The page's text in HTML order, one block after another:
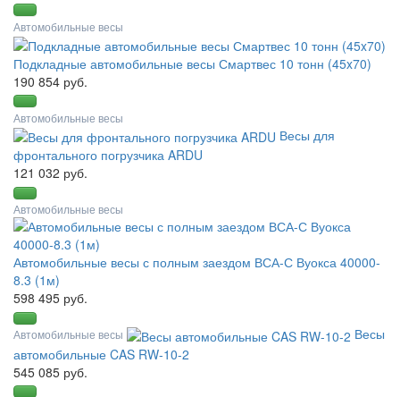
Автомобильные весы
Подкладные автомобильные весы Смартвес 10 тонн (45x70)
190 854 руб.
Автомобильные весы
Весы для
фронтального погрузчика ARDU
121 032 руб.
Автомобильные весы
Автомобильные весы с полным заездом ВСА-С Вуокса 40000-
8.3 (1м)
598 495 руб.
Автомобильные весы
Весы
автомобильные CAS RW-10-2
545 085 руб.